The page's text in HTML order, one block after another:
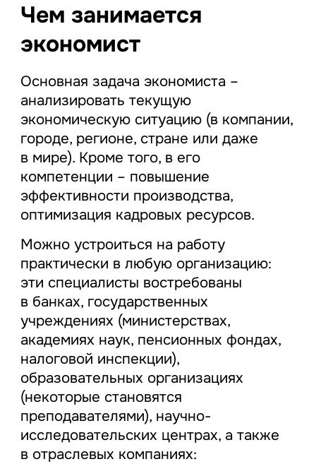
Чем занимается
экономист
Основная задача экономиста –
анализировать текущую
экономическую ситуацию (в компании,
городе, регионе, стране или даже
в мире). Кроме того, в его
компетенции – повышение
эффективности производства,
оптимизация кадровых ресурсов.
Можно устроиться на работу
практически в любую организацию:
эти специалисты востребованы
в банках, государственных
учреждениях (министерствах,
академиях наук, пенсионных фондах,
налоговой инспекции),
образовательных организациях
(некоторые становятся
преподавателями), научно-
исследовательских центрах, а также
в отраслевых компаниях: